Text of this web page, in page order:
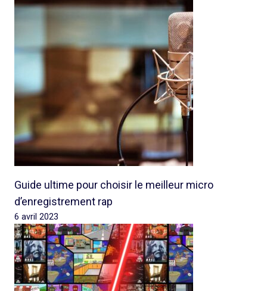
Guide ultime pour choisir le meilleur micro
d’enregistrement rap
6 avril 2023